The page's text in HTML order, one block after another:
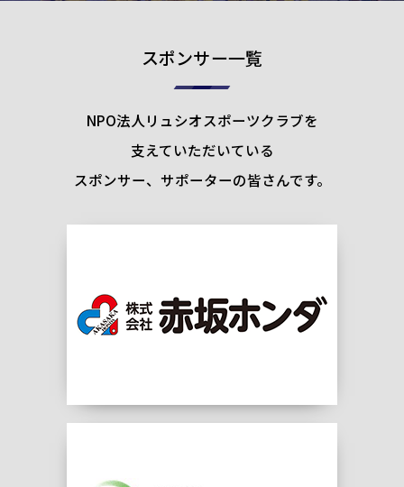
スポンサー一覧
NPO法人リュシオスポーツクラブを
支えていただいている
スポンサー、サポーターの皆さんです。